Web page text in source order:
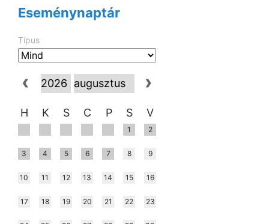
Eseménynaptár
Típus
H K S C P S V
1 2
3 4 5 6 7 8 9
10 11 12 13 14 15 16
17 18 19 20 21 22 23